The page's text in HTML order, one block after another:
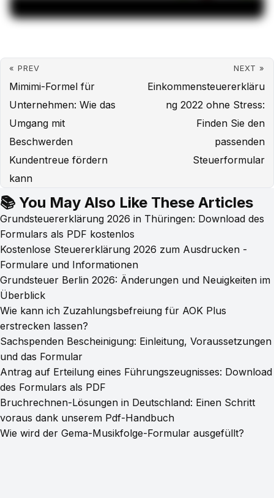
« PREV
Mimimi-Formel für
Unternehmen: Wie das
Umgang mit
Beschwerden
Kundentreue fördern
kann
NEXT »
Einkommensteuererkläru
ng 2022 ohne Stress:
Finden Sie den
passenden
Steuerformular
📚 You May Also Like These Articles
Grundsteuererklärung 2026 in Thüringen: Download des
Formulars als PDF kostenlos
Kostenlose Steuererklärung 2026 zum Ausdrucken -
Formulare und Informationen
Grundsteuer Berlin 2026: Änderungen und Neuigkeiten im
Überblick
Wie kann ich Zuzahlungsbefreiung für AOK Plus
erstrecken lassen?
Sachspenden Bescheinigung: Einleitung, Voraussetzungen
und das Formular
Antrag auf Erteilung eines Führungszeugnisses: Download
des Formulars als PDF
Bruchrechnen-Lösungen in Deutschland: Einen Schritt
voraus dank unserem Pdf-Handbuch
Wie wird der Gema-Musikfolge-Formular ausgefüllt?